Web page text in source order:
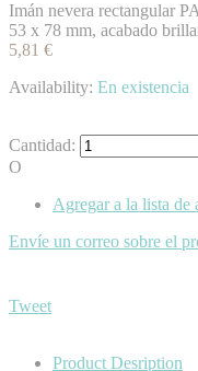
Imán nevera rectangular
53 x 78 mm, acabado
5,81 €
Availability: En existencia
Cantidad:
O
Agregar a la lista de
Envíe un correo sobre el
Tweet
Product Desription